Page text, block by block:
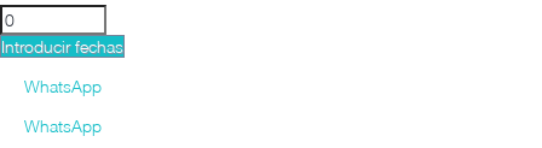
Introducir fechas
WhatsApp
WhatsApp